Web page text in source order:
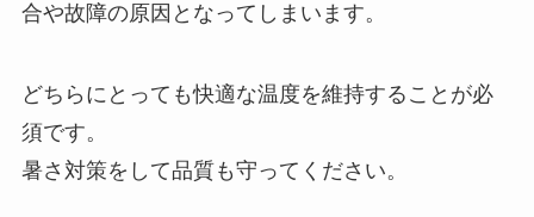
合や故障の原因となってしまいます。
どちらにとっても快適な温度を維持することが必
須です。
暑さ対策をして品質も守ってください。